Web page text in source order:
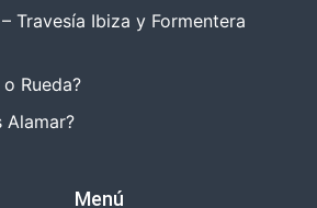
Travesía Ibiza y Formentera
Rueda?
Alamar?
Menú